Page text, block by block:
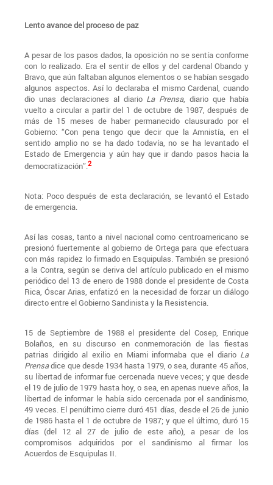
Lento avance del proceso de paz
A pesar de los pasos dados, la oposición no se sentía conforme
con lo realizado. Era el sentir de ellos y del cardenal Obando y
Bravo, que aún faltaban algunos elementos o se habían sesgado
algunos aspectos. Así lo declaraba el mismo Cardenal, cuando
dio unas declaraciones al diario La Prensa, diario que había
vuelto a circular a partir del 1 de octubre de 1987, después de
más de 15 meses de haber permanecido clausurado por el
Gobierno: “Con pena tengo que decir que la Amnistía, en el
sentido amplio no se ha dado todavía, no se ha levantado el
Estado de Emergencia y aún hay que ir dando pasos hacia la
democratización”.2
Nota: Poco después de esta declaración, se levantó el Estado
de emergencia.
Así las cosas, tanto a nivel nacional como centroamericano se
presionó fuertemente al gobierno de Ortega para que efectuara
con más rapidez lo firmado en Esquipulas. También se presionó
a la Contra, según se deriva del artículo publicado en el mismo
periódico del 13 de enero de 1988 donde el presidente de Costa
Rica, Óscar Arias, enfatizó en la necesidad de forzar un diálogo
directo entre el Gobierno Sandinista y la Resistencia.
15 de Septiembre de 1988 el presidente del Cosep, Enrique
Bolaños, en su discurso en conmemoración de las fiestas
patrias dirigido al exilio en Miami informaba que el diario La
Prensadice que desde 1934 hasta 1979, o sea, durante 45 años,
su libertad de informar fue cercenada nueve veces; y que desde
el 19 de julio de 1979 hasta hoy, o sea, en apenas nueve años, la
libertad de informar le había sido cercenada por el sandinismo,
49 veces. El penúltimo cierre duró 451 días, desde el 26 de junio
de 1986 hasta el 1 de octubre de 1987; y que el último, duró 15
días (del 12 al 27 de julio de este año), a pesar de los
compromisos adquiridos por el sandinismo al firmar los
Acuerdos de Esquipulas II.